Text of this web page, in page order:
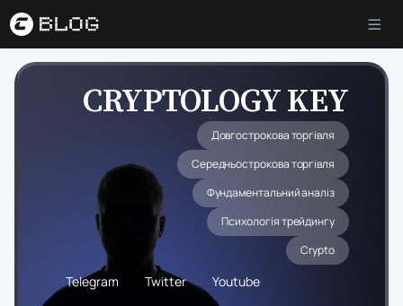
CRYPTOLOGY KEY
Довгострокова торгівля
Середньострокова торгівля
Фундаментальний аналіз
Психологія трейдингу
Crypto
Telegram Twitter
Youtube